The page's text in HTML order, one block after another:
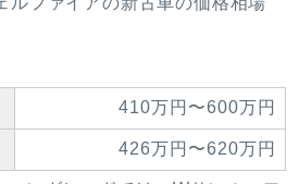
410万円〜600万円
426万円〜620万円